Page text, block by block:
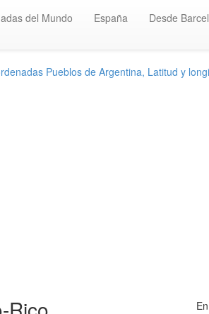
del Mundo España Desde
Pueblos de Argentina, Latitud y